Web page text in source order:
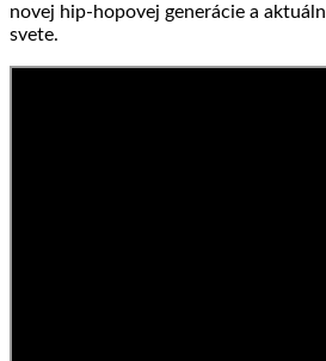
novej hip-hopovej generácie a
svete.